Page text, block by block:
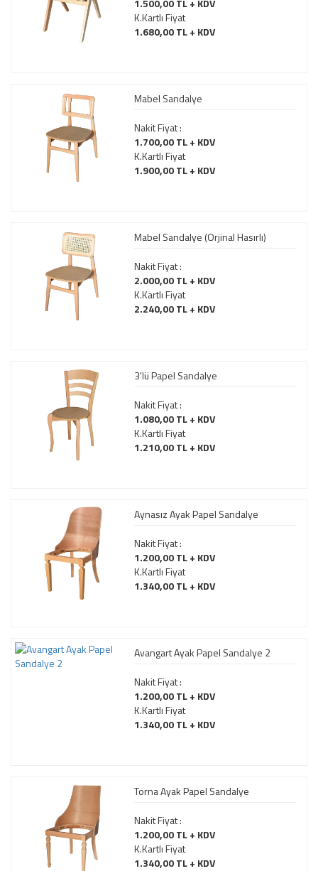
1.500,00 TL + KDV
K.Kartlı Fiyat
1.680,00 TL + KDV
Mabel Sandalye
Nakit Fiyat :
1.700,00 TL + KDV
K.Kartlı Fiyat
1.900,00 TL + KDV
Mabel Sandalye (Orjinal Hasırlı)
Nakit Fiyat :
2.000,00 TL + KDV
K.Kartlı Fiyat
2.240,00 TL + KDV
3'lü Papel Sandalye
Nakit Fiyat :
1.080,00 TL + KDV
K.Kartlı Fiyat
1.210,00 TL + KDV
Aynasız Ayak Papel Sandalye
Nakit Fiyat :
1.200,00 TL + KDV
K.Kartlı Fiyat
1.340,00 TL + KDV
Avangart Ayak Papel Sandalye 2
Nakit Fiyat :
1.200,00 TL + KDV
K.Kartlı Fiyat
1.340,00 TL + KDV
Torna Ayak Papel Sandalye
Nakit Fiyat :
1.200,00 TL + KDV
K.Kartlı Fiyat
1.340,00 TL + KDV